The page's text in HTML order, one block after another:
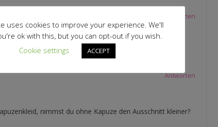
Antworten
LG Kristina
Antworten
nimmst du ohne Kapuze den Ausschnitt kleiner?
uses cookies to improve your experience. We'll
ok with this, but you can opt-out if you wish.
Cookie settings
ACCEPT